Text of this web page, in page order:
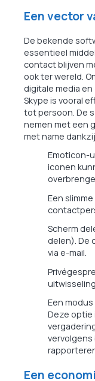
Een vector
De bekende
essentieel
contact blijven
ook ter wereld.
digitale media
Skype is vooral
tot persoon. De
nemen met een
met name
Emoticon-
iconen
Een
Scherm
delen). De
via e-mail.
Een
Deze optie
Een